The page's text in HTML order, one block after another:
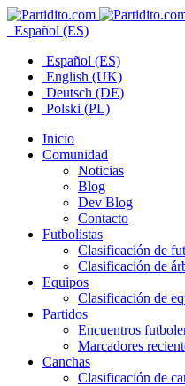
Español (ES)
Español (ES)
English (UK)
Deutsch (DE)
Polski (PL)
Inicio
Comunidad
Noticias
Blog
Dev Blog
Contacto
Futbolistas
Clasificación de
Clasificación de
Equipos
Clasificación de
Partidos
Encuentros
Marcadores
Canchas
Clasificación de